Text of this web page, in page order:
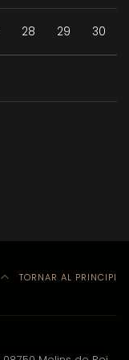
28 29 30
TORNAR AL PRINCIPI